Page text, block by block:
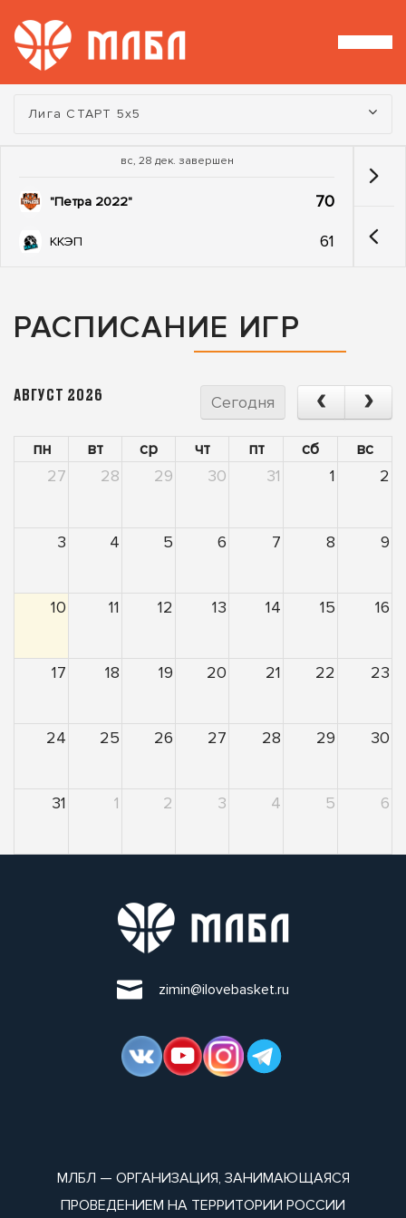
Турнир:
Лига СТАРТ 5х5
вс, 28 дек. завершен
"Петра 2022" 70
ККЭП 61
РАСПИСАНИЕ ИГР
АВГУСТ 2026 Сегодня
пн вт ср чт пт сб
вс
27
28 29 30 31 1 2
3 4 5 6 7 8 9
10 11 12 13 14 15 16
17 18 19 20 21 22 23
24 25 26 27 28 29 30
31 1 2 3 4 5 6
zimin@ilovebasket.ru
МЛБЛ — ОРГАНИЗАЦИЯ, ЗАНИМАЮЩАЯСЯ
ПРОВЕДЕНИЕМ НА ТЕРРИТОРИИ РОССИИ